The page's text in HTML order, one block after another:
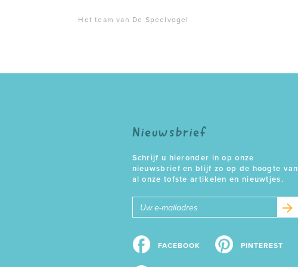
Het team van De Speelvogel
Nieuwsbrief
Schrijf u hieronder in op onze
nieuwsbrief en blijf zo op de hoogte van
al onze tofste artikelen en nieuwtjes.
mailadres
FACEBOOK PINTEREST